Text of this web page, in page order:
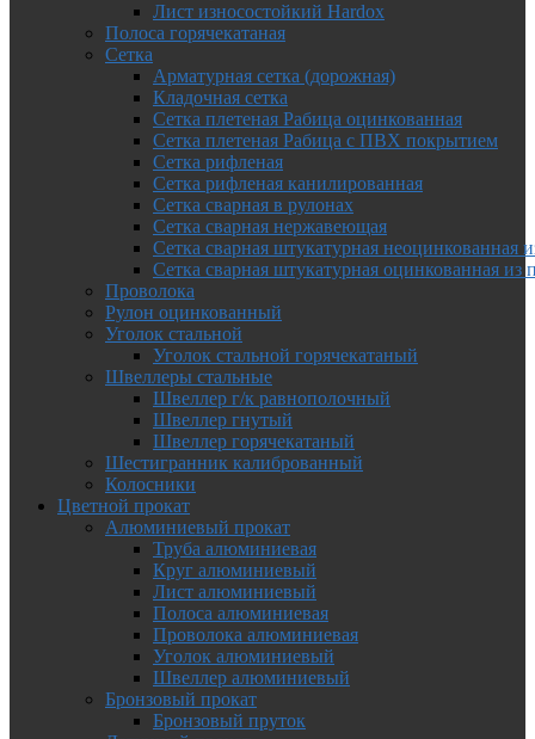
Лист износостойкий Hardox
Полоса горячекатаная
Сетка
Арматурная сетка (дорожная)
Кладочная сетка
Сетка плетеная Рабица оцинкованная
Сетка плетеная Рабица с ПВХ покрытием
Сетка рифленая
Сетка рифленая канилированная
Сетка сварная в рулонах
Сетка сварная нержавеющая
Сетка сварная штукатурная неоцинкованная
Сетка сварная штукатурная оцинкованная из
Проволока
Рулон оцинкованный
Уголок стальной
Уголок стальной горячекатаный
Швеллеры стальные
Швеллер г/к равнополочный
Швеллер гнутый
Швеллер горячекатаный
Шестигранник калиброванный
Колосники
Цветной прокат
Алюминиевый прокат
Труба алюминиевая
Круг алюминиевый
Лист алюминиевый
Полоса алюминиевая
Проволока алюминиевая
Уголок алюминиевый
Швеллер алюминиевый
Бронзовый прокат
Бронзовый пруток